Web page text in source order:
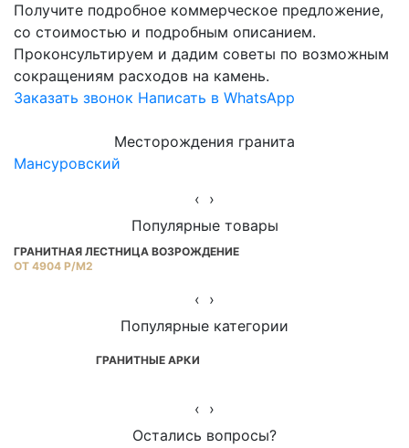
Получите подробное коммерческое предложение,
со стоимостью и подробным описанием.
Проконсультируем и дадим советы по возможным
сокращениям расходов на камень.
Заказать звонок Написать в WhatsApp
Месторождения гранита
Мансуровский
‹ ›
Популярные товары
ГРАНИТНАЯ ЛЕСТНИЦА ВОЗРОЖДЕНИЕ
ОТ 4904 Р/М2
‹ ›
Популярные категории
ГРАНИТНЫЕ АРКИ
‹ ›
Остались вопросы?